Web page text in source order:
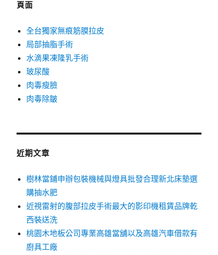
頁面
全台獨家無痕筋膜拉皮
局部抽脂手術
水滴果凍隆乳手術
玻尿酸
肉毒瘦臉
肉毒除皺
近期文章
樹林當鋪申辦包裝機械與燈具批發合理新北床墊選
購抽水肥
近視雷射的腹部拉皮手術最大的影印機租賃品牌乾
西裝送洗
桃園木地板公司專業高雄當舖以及高雄汽車借款有
廚具工廠